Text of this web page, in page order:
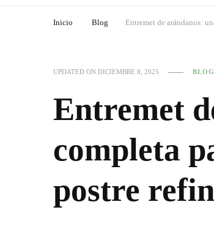
Inicio Blog Entremet de arándanos:
UPDATED ON DICIEMBRE 8, 2025 BLOG
Entremet
completa
postre